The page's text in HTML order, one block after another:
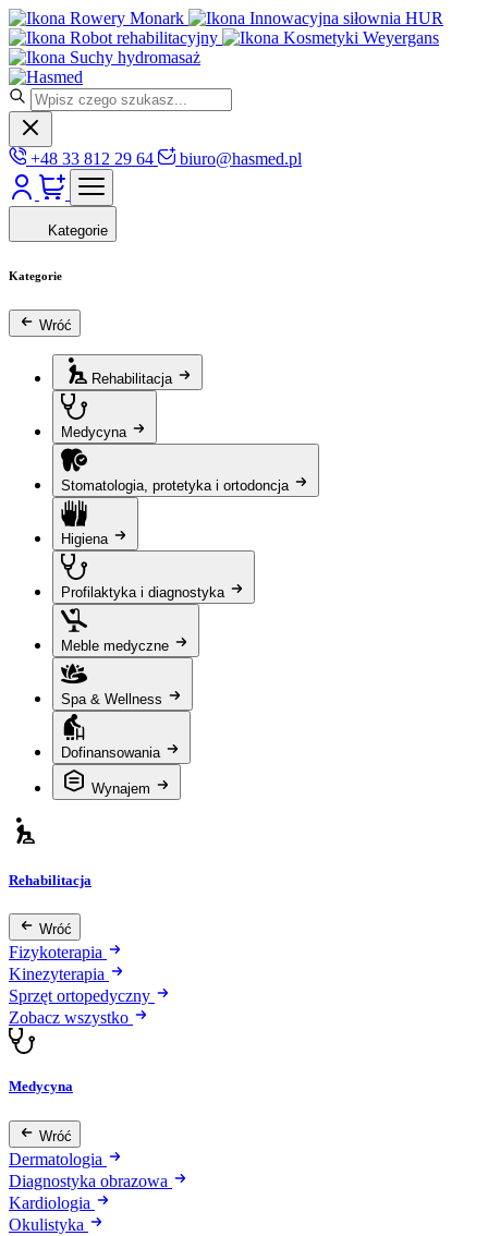
Rowery Monark
Innowacyjna siłownia HUR
Robot rehabilitacyjny
Kosmetyki Weyergans
Suchy hydromasaż
+48 33 812 29 64 biuro@hasmed.pl
Kategorie
Kategorie
Wróć
Rehabilitacja
Medycyna
Stomatologia, protetyka i ortodoncja
Higiena
Profilaktyka i diagnostyka
Meble medyczne
Spa & Wellness
Dofinansowania
Wynajem
Rehabilitacja
Wróć
Fizykoterapia
Kinezyterapia
Sprzęt ortopedyczny
Zobacz wszystko
Medycyna
Wróć
Dermatologia
Diagnostyka obrazowa
Kardiologia
Okulistyka